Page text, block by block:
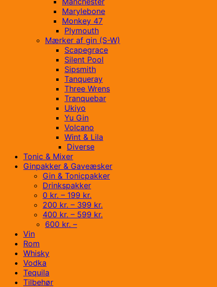
Marylebone
Monkey 47
Plymouth
Mærker af gin (S-W)
Scapegrace
Silent Pool
Sipsmith
Tanqueray
Three Wrens
Tranquebar
Ukiyo
Yu Gin
Volcano
Wint & Lila
Diverse
Tonic & Mixer
Ginpakker & Gaveæsker
Gin & Tonicpakker
Drinkspakker
0 kr. – 199 kr.
200 kr. – 399 kr.
400 kr. – 599 kr.
600 kr. –
Vin
Rom
Whisky
Vodka
Tequila
Tilbehør